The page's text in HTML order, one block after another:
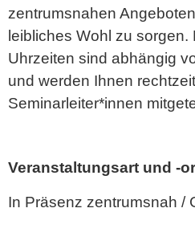
zentrumsnahen
leibliches Wohl zu sorgen.
Uhrzeiten sind abhängig
und werden Ihnen
Seminarleiter*innen
Veranstaltungsart und -
In Präsenz zentrumsnah /